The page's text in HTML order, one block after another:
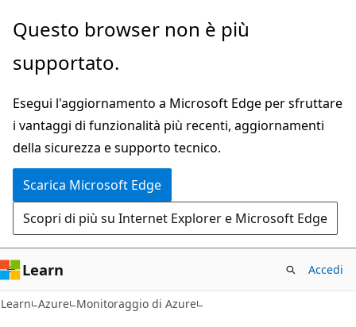
Ignora
passa
contenuto
principale
Questo browser non è più
supportato.
Esegui l'aggiornamento a Microsoft Edge per sfruttare
i vantaggi di funzionalità più recenti, aggiornamenti
della sicurezza e supporto tecnico.
Scarica Microsoft Edge
Scopri di più su Internet Explorer e Microsoft Edge
Learn Accedi
Learn Azure Monitoraggio di Azure